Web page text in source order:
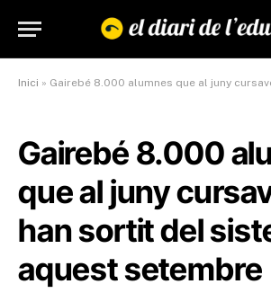
Inici » Gairebé 8.000 alumnes que al juny cursaven ESO han
Gairebé 8.000
que al juny
han sortit del
aquest setembre​